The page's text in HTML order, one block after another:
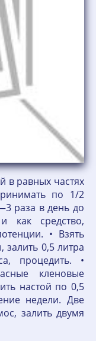
равных частях
по 1/2
раза в день до
как средство,
• Взять
залить 0,5 литра
процедить. •
кленовые
настой по 0,5
недели. Две
залить двумя